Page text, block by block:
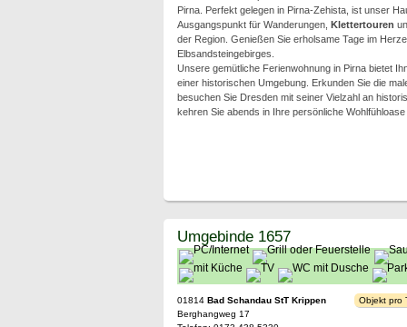
Pirna. Perfekt gelegen in Pirna-Zehista, ist unser
Ausgangspunkt für Wanderungen, Klettertouren
der Region. Genießen Sie erholsame Tage im
Elbsandsteingebirges.
Unsere gemütliche Ferienwohnung in Pirna bietet
einer historischen Umgebung. Erkunden Sie die
besuchen Sie Dresden mit seiner Vielzahl an
kehren Sie abends in Ihre persönliche
Umgebinde 1657
01814 Bad Schandau StT Krippen
Berghangweg 17
Objekt pro